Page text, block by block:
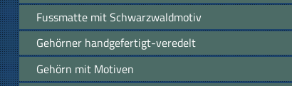
Fussmatte mit Schwarzwaldmotiv
Gehörner handgefertigt-veredelt
Gehörn mit Motiven